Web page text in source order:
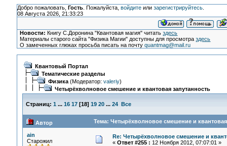
Добро пожаловать, Гость. Пожалуйста, войдитеили зарегистрируйтесь.
08 Августа 2026, 21:33:23
Новости: Книгу С.Доронина "Квантовая магия" читатьздесь
Материалы старого сайта "Физика Магии" доступны для просмотраздесь
О замеченных глюках просьба писать на почтуquantmag@mail.ru
Квантовый Портал
Тематические разделы
Физика(Модератор: valeriy)
Четырёхволновое смешение и квантовая запутанность
Страниц: 1 ... 16 17[18] 19 20 ... 24 Все
Автор Тема: Четырёхволновое смешение и
ain
Старожил
Re: Четырёхволновое смешение и
« Ответ #255 : 12 Ноября 2012, 07:07:01 »